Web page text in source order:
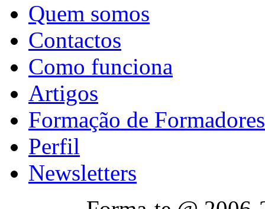
Quem somos
Contactos
Como funciona
Artigos
Formação de Formadores
Perfil
Newsletters